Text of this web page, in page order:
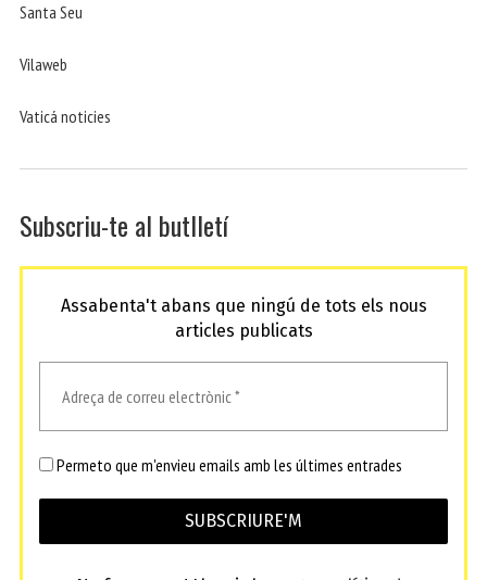
Santa Seu
Vilaweb
Vaticá noticies
Subscriu-te al butlletí
Assabenta't abans que ningú de tots els nous
articles publicats
Permeto que m'envieu emails amb les últimes entrades